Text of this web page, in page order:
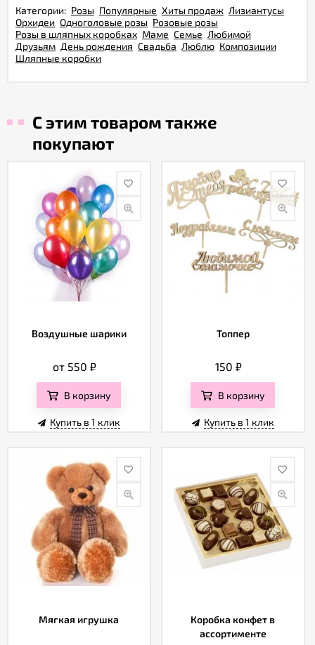
Категории: Розы Популярные Хиты продаж Лизиантусы
Орхидеи Одноголовые розы Розовые розы
Розы в шляпных коробках Маме Семье Любимой
Друзьям День рождения Свадьба Люблю Композиции
Шляпные коробки
С этим товаром также
покупают
Воздушные шарики
от 550₽
В корзину
Купить в 1 клик
Топпер
150₽
В корзину
Купить в 1 клик
Мягкая игрушка
Коробка конфет в
ассортименте